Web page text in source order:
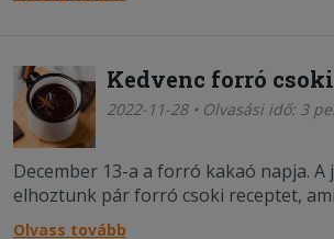
Kedvenc forró
2022-11-28 • Olvasási idő: 3
December 13-a a forró kakaó napja. A
elhoztunk pár forró csoki receptet,
szürcsölgetni a karácsonyfa mellett!
Olvass tovább